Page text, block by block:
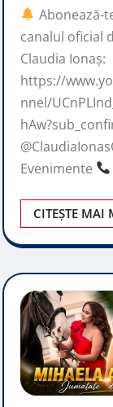
Abonează-
canalul oficial
Claudia Ionaș:
https://
nnel/
Evenimente
CITEȘTE MAI